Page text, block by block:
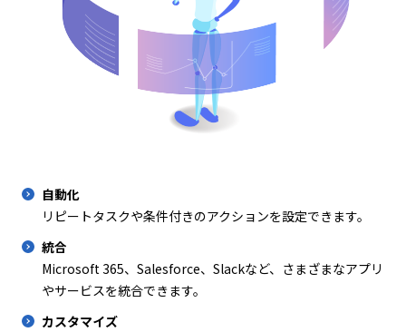
自動化
リピートタスクや条件付きのアクションを設定できます。
統合
Microsoft 365、Salesforce、Slackなど、さまざまなアプリ
やサービスを統合できます。
カスタマイズ